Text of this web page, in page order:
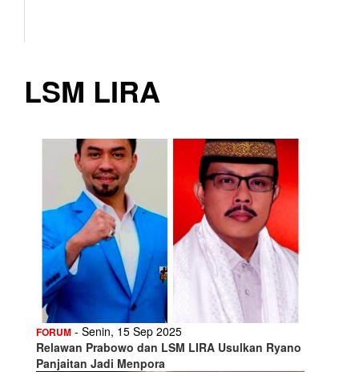
LSM LIRA
FORUM - Senin, 15 Sep 2025
Relawan Prabowo dan LSM LIRA Usulkan Ryano
Panjaitan Jadi Menpora